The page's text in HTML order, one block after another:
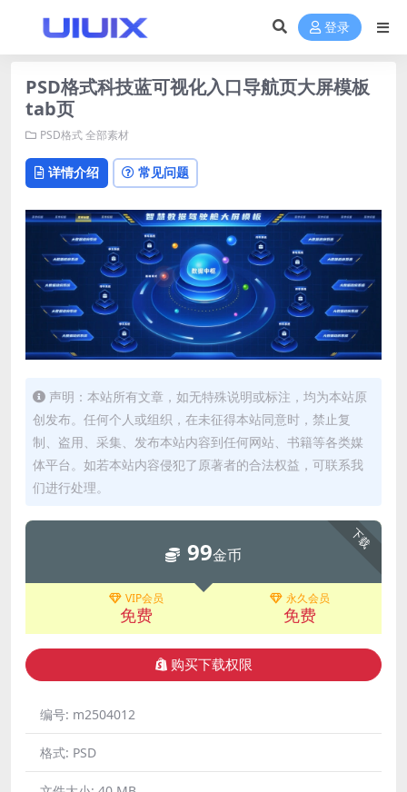
登录
PSD格式科技蓝可视化入口导航页大屏模板
tab页
PSD格式全部素材
详情介绍 常见问题
声明：本站所有文章，如无特殊说明或标注，均为本站原
创发布。任何个人或组织，在未征得本站同意时，禁止复
制、盗用、采集、发布本站内容到任何网站、书籍等各类媒
体平台。如若本站内容侵犯了原著者的合法权益，可联系我
们进行处理。
下载
99金币
VIP会员
免费
永久会员
免费
购买下载权限
编号: m2504012
格式: PSD